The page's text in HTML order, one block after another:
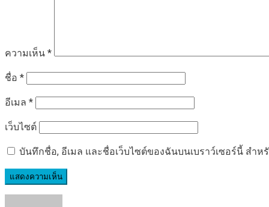
ความเห็น *
ชื่อ *
อีเมล *
เว็บไซต์
บันทึกชื่อ, อีเมล และชื่อเว็บไซต์ของฉันบนเบราว์เซอร์นี้ สำห